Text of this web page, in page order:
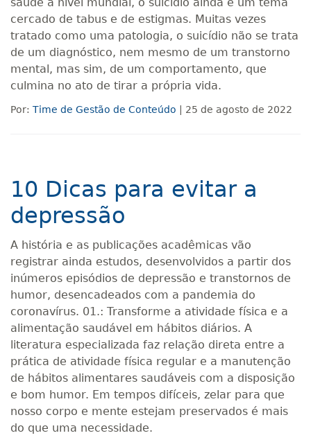
cercado de tabus e de estigmas. Muitas vezes
tratado como uma patologia, o suicídio não se trata
de um diagnóstico, nem mesmo de um transtorno
mental, mas sim, de um comportamento, que
culmina no ato de tirar a própria vida.
Por: Time de Gestão de Conteúdo | 25 de agosto de 2022
10 Dicas para evitar a
depressão
A história e as publicações acadêmicas vão
registrar ainda estudos, desenvolvidos a partir dos
inúmeros episódios de depressão e transtornos de
humor, desencadeados com a pandemia do
coronavírus. 01.: Transforme a atividade física e a
alimentação saudável em hábitos diários. A
literatura especializada faz relação direta entre a
prática de atividade física regular e a manutenção
de hábitos alimentares saudáveis com a disposição
e bom humor. Em tempos difíceis, zelar para que
nosso corpo e mente estejam preservados é mais
do que uma necessidade.